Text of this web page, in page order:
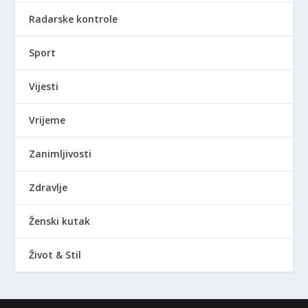
Radarske kontrole
Sport
Vijesti
Vrijeme
Zanimljivosti
Zdravlje
Ženski kutak
Život & Stil